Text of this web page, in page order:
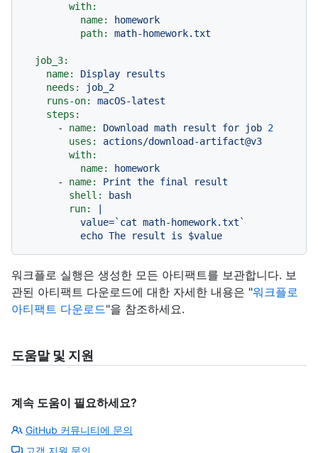
with:
name:
homework
path:
math-homework.txt
job_3:
name:
Display
results
needs:
job_2
runs-on:
macOS-latest
steps:
-
name: Download math result for job 2
uses:
actions/download-artifact@v3
with:
name:
homework
-
name: Print the final
result
shell:
bash
run:
워크플로 실행은 생성한 모든 아티팩트를 보관합니다. 보
관된 아티팩트 다운로드에 대한 자세한 내용은 "워크플로
아티팩트 다운로드"을 참조하세요.
도움말 및 지원
계속 도움이 필요하세요?
GitHub 커뮤니티에 문의